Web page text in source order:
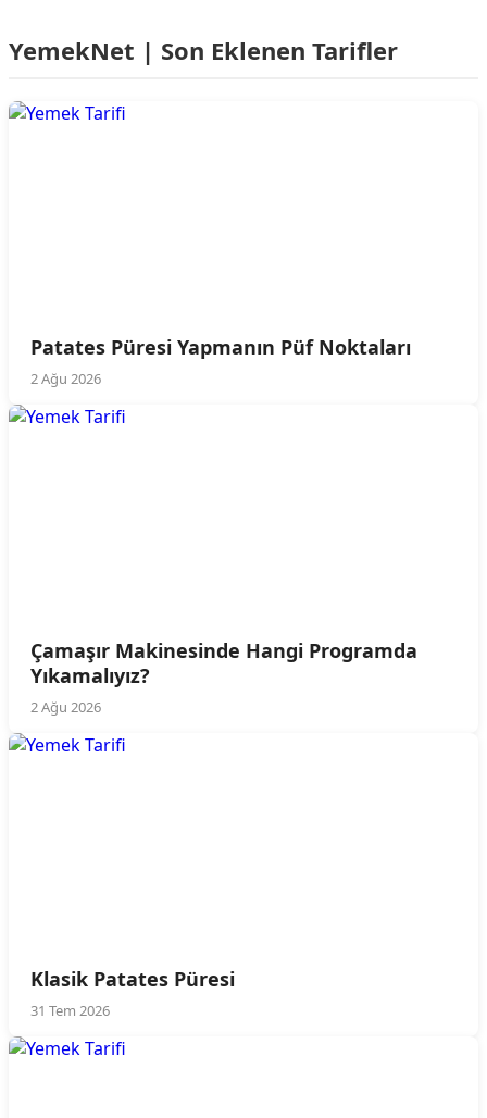
YemekNet | Son Eklenen Tarifler
Patates Püresi Yapmanın Püf Noktaları
2 Ağu 2026
Çamaşır Makinesinde Hangi Programda
Yıkamalıyız?
2 Ağu 2026
Klasik Patates Püresi
31 Tem 2026